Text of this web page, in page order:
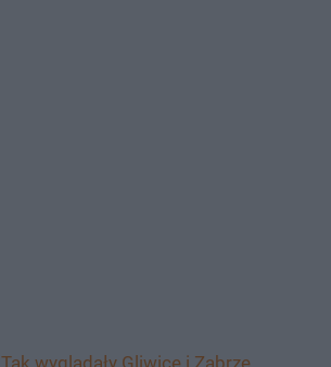
Tak wyglądały Gliwice i Zabrze